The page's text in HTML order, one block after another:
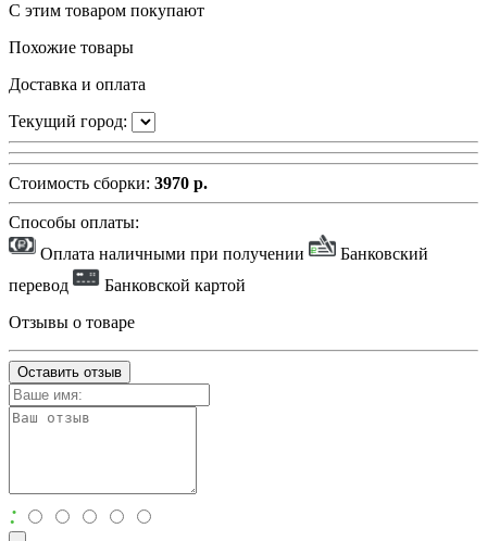
С этим товаром покупают
Похожие товары
Доставка и оплата
Текущий город:
Стоимость сборки: 3970 р.
Способы оплаты:
Оплата наличными при получении
Банковский
перевод
Банковской картой
Отзывы о товаре
Оставить отзыв
: